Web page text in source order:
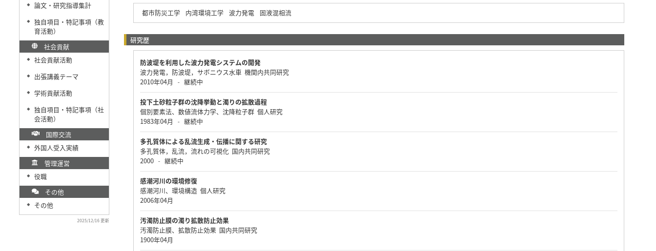
◆ 論文・研究指導集計
◆
独自項目・特記事項（教
育活動）
社会貢献
◆ 社会貢献活動
◆ 出張講義テーマ
◆ 学術貢献活動
◆
独自項目・特記事項（社
会活動）
国際交流
◆
外国人受入実績
管理運営
◆
役職
その他
◆ その他
2025/12/16 更新
都市防災工学 内湾環境工学 波力発電 固液混相流
研究歴
防波堤を利用した波力発電システムの開発
波力発電，防波堤，サボニウス水車 機関内共同研究
2010年04月
- 継続中
投下土砂粒子群の沈降挙動と濁りの拡散過程
個別要素法、数値流体力学、沈降粒子群 個人研究
1983年04月
- 継続中
多孔質体による乱流生成・伝播に関する研究
多孔質体，乱流，流れの可視化 国内共同研究
2000 - 継続中
感潮河川の環境修復
感潮河川、環境構造 個人研究
2006年04月
汚濁防止膜の濁り拡散防止効果
汚濁防止膜、拡散防止効果 国内共同研究
1900年04月